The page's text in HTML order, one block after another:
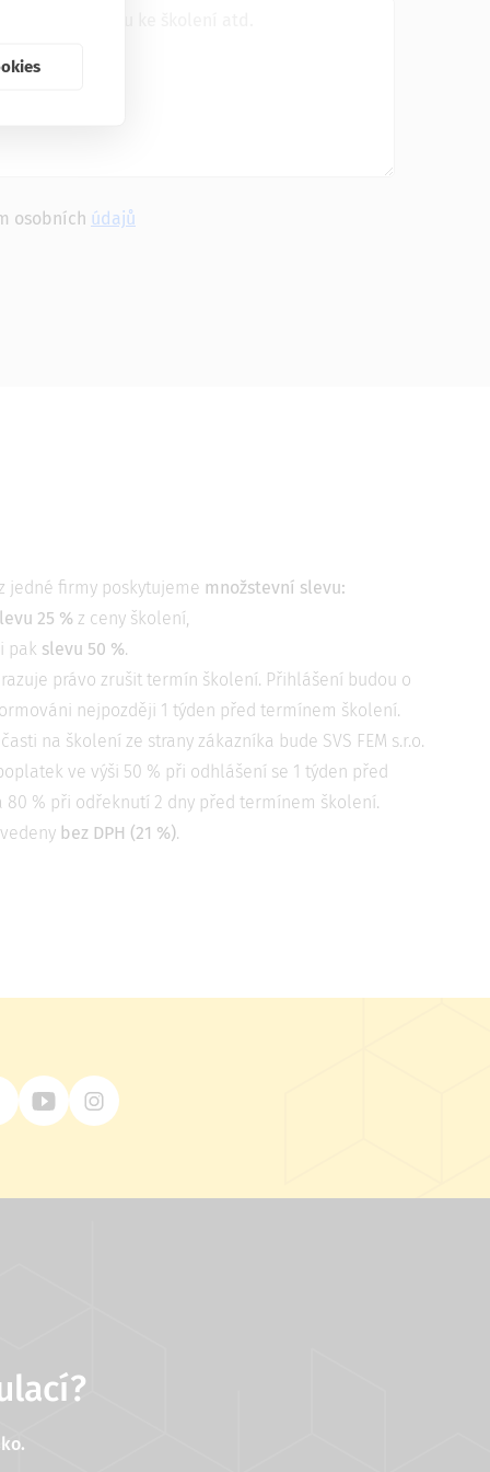
osobních údajů
jedné firmy poskytujeme množstevní slevu:
25 % z ceny školení,
pak slevu 50 %.
právo zrušit termín školení. Přihlášení budou o
nejpozději 1 týden před termínem školení.
na školení ze strany zákazníka bude SVS FEM s.r.o.
ve výši 50 % při odhlášení se 1 týden před
% při odřeknutí 2 dny před termínem školení.
bez DPH (21 %).